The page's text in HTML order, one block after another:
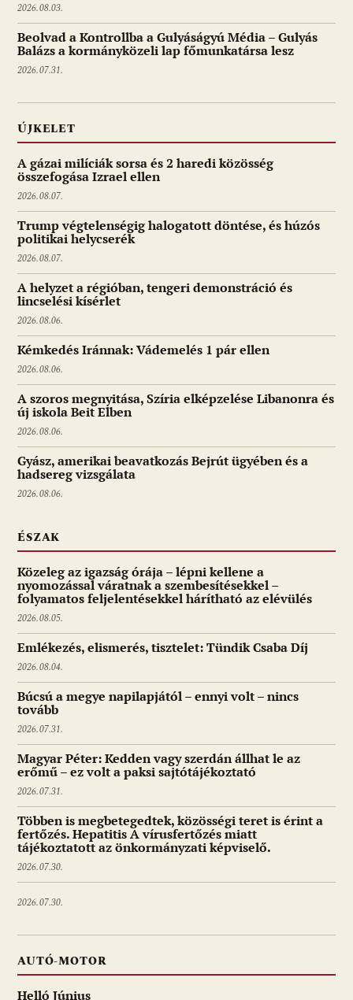
2026.08.03.
Beolvad a Kontrollba a Gulyáságyú Média – Gulyás
Balázs a kormányközeli lap főmunkatársa lesz
2026.07.31.
ÚJKELET
A gázai milíciák sorsa és 2 haredi közösség
összefogása Izrael ellen
2026.08.07.
Trump végtelenségig halogatott döntése, és húzós
politikai helycserék
2026.08.07.
A helyzet a régióban, tengeri demonstráció és
lincselési kísérlet
2026.08.06.
Kémkedés Iránnak: Vádemelés 1 pár ellen
2026.08.06.
A szoros megnyitása, Szíria elképzelése Libanonra és
új iskola Beit Elben
2026.08.06.
Gyász, amerikai beavatkozás Bejrút ügyében és a
hadsereg vizsgálata
2026.08.06.
ÉSZAK
Közeleg az igazság órája – lépni kellene a
nyomozással váratnak a szembesítésekkel –
folyamatos feljelentésekkel hárítható az elévülés
2026.08.05.
Emlékezés, elismerés, tisztelet: Tündik Csaba Díj
2026.08.04.
Búcsú a megye napilapjától – ennyi volt – nincs
tovább
2026.07.31.
Magyar Péter: Kedden vagy szerdán állhat le az
erőmű – ez volt a paksi sajtótájékoztató
2026.07.31.
Többen is megbetegedtek, közösségi teret is érint a
fertőzés. Hepatitis A vírusfertőzés miatt
tájékoztatott az önkormányzati képviselő.
2026.07.30.
2026.07.30.
AUTÓ-MOTOR
Helló Június